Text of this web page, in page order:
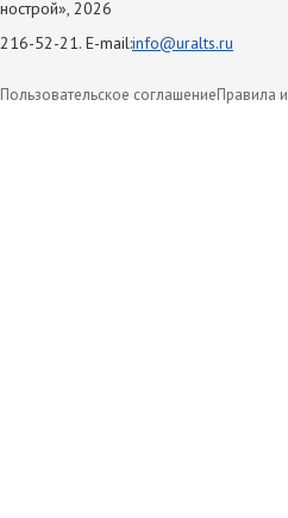
2026
52-21. E-mail:info@uralts.ru
Пользовательское соглашениеПравила